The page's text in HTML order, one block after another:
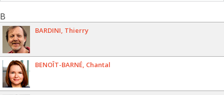
B
BARDINI Thierry
BENOÎT-BARNÉ Chantal